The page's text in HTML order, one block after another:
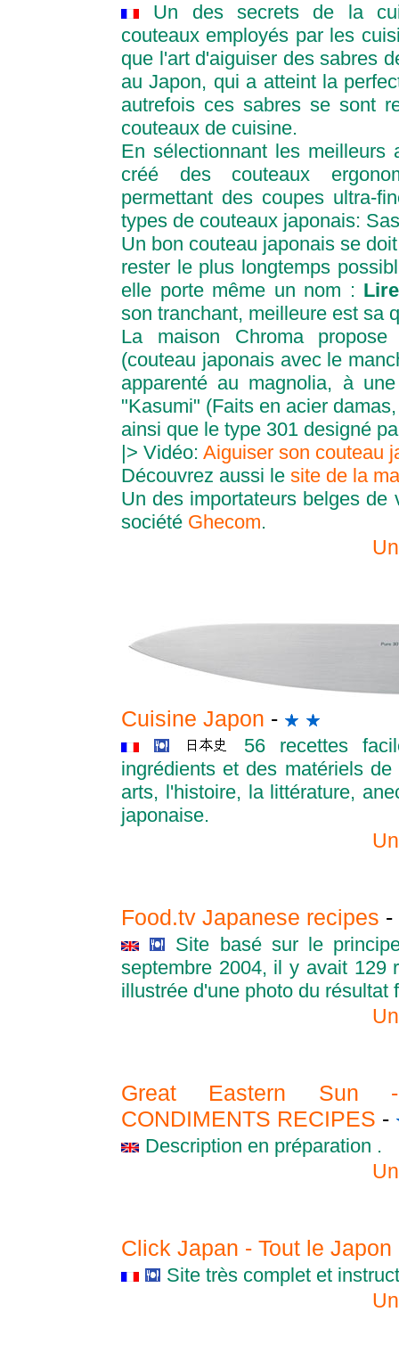
Un des secrets de la
couteaux employés par les
que l'art d'aiguiser des sabres
au Japon, qui a atteint la
autrefois ces sabres se sont
couteaux de cuisine.
En sélectionnant les meilleurs
créé des couteaux
permettant des coupes ultra-
types de couteaux japonais:
Un bon couteau japonais se
rester le plus longtemps
elle porte même un nom :
son tranchant, meilleure est sa
La maison Chroma
(couteau japonais avec le
apparenté au magnolia, à
"Kasumi" (Faits en acier
ainsi que le type 301 designé
|> Vidéo: Aiguiser son couteau
Découvrez aussi le site de la
Un des importateurs belges
société Ghecom.
Cuisine Japon -
56 recettes
ingrédients et des matériels
arts, l'histoire, la littérature,
japonaise.
Food.tv Japanese recipes -
Site basé sur le
septembre 2004, il y avait 129
illustrée d'une photo du résultat
Great Eastern Sun -
CONDIMENTS RECIPES -
Description en préparation .
Click Japan - Tout le
Site très complet et